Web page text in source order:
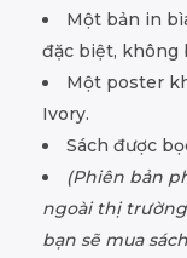
Một bản in
đặc biệt, không
Một poster
Ivory.
Sách được
(Phiên bản
ngoài thị
bạn sẽ mua